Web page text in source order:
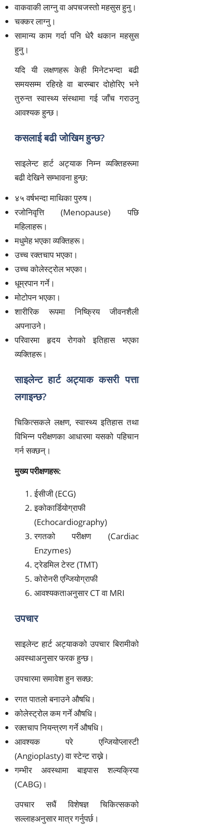
वाकवाकी लाग्नु वा अपचजस्तो महसुस हुनु।
चक्कर लाग्नु।
सामान्य काम गर्दा पनि धेरै थकान महसुस
हुनु।
यदि यी लक्षणहरू केही मिनेटभन्दा बढी
समयसम्म रहिरहे वा बारम्बार दोहोरिए भने
तुरुन्त स्वास्थ्य संस्थामा गई जाँच गराउनु
आवश्यक हुन्छ।
कसलाई बढी जोखिम हुन्छ?
साइलेन्ट हार्ट अट्याक निम्न व्यक्तिहरूमा
बढी देखिने सम्भावना हुन्छ:
४५ वर्षभन्दा माथिका पुरुष।
रजोनिवृत्ति (Menopause) पछि
महिलाहरू।
मधुमेह भएका व्यक्तिहरू।
उच्च रक्तचाप भएका।
उच्च कोलेस्ट्रोल भएका।
धूम्रपान गर्ने।
मोटोपन भएका।
शारीरिक रूपमा निष्क्रिय जीवनशैली
अपनाउने।
परिवारमा हृदय रोगको इतिहास भएका
व्यक्तिहरू।
साइलेन्ट हार्ट अट्याक कसरी पत्ता
लगाइन्छ?
चिकित्सकले लक्षण, स्वास्थ्य इतिहास तथा
विभिन्न परीक्षणका आधारमा यसको पहिचान
गर्न सक्छन्।
मुख्य परीक्षणहरू:
ईसीजी (ECG)
इकोकार्डियोग्राफी
(Echocardiography)
रगतको परीक्षण (Cardiac
Enzymes)
ट्रेडमिल टेस्ट (TMT)
कोरोनरी एन्जियोग्राफी
आवश्यकताअनुसार CT वा MRI
उपचार
साइलेन्ट हार्ट अट्याकको उपचार बिरामीको
अवस्थाअनुसार फरक हुन्छ।
उपचारमा समावेश हुन सक्छ:
रगत पातलो बनाउने औषधि।
कोलेस्ट्रोल कम गर्ने औषधि।
रक्तचाप नियन्त्रण गर्ने औषधि।
आवश्यक परे एन्जियोप्लास्टी
(Angioplasty) वा स्टेन्ट राख्ने।
गम्भीर अवस्थामा बाइपास शल्यक्रिया
(CABG)।
उपचार सधैं विशेषज्ञ चिकित्सकको
सल्लाहअनुसार मात्र गर्नुपर्छ।